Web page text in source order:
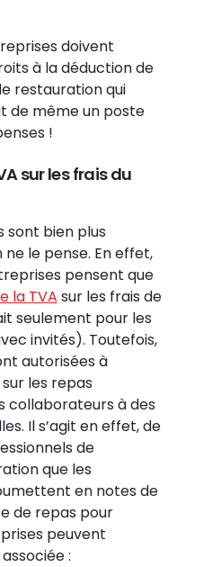
doivent
à la déduction de
restauration qui
de même un poste
!
sur les frais du
sont bien plus
ne le pense. En effet,
pensent que
la TVA sur les frais de
seulement pour les
invités). Toutefois,
autorisées à
les repas
collaborateurs à des
Il s’agit en effet, de
de
que les
en notes de
de repas pour
peuvent
: